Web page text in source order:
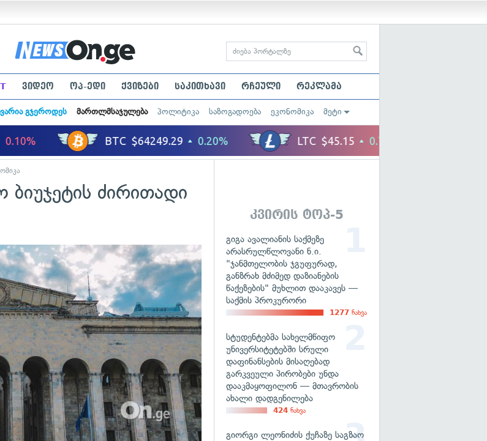
T ვიდეო ოპ-ედი ქვიზები საკითხავი რჩეული რეკლამა
გჯეროდეს მართლმსაჯულება პოლიტიკა საზოგადოება ეკონომიკა მეტი
ძირითადი
კვირის ტოპ-5
გიგა ავალიანის საქმეზე
არასრულწლოვანი ნ.ი.
"ჯანმთელობის ჯგუფურად,
განზრახ მძიმედ დაზიანების
წაქეზების" მუხლით დააკავეს —
საქმის პროკურორი
1277 ნახვა
სტუდენტებმა სახელმწიფო
უნივერსიტეტებში სრული
დაფინანსების მისაღებად
გარკვეული პირობები უნდა
დააკმაყოფილონ — მთავრობის
ახალი დადგენილება
424 ნახვა
გიორგი ლეონიძის ქუჩაზე საგზაო